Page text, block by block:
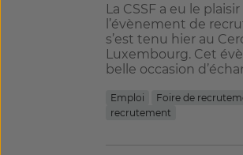
La CSSF a eu le
l’évènement de
s’est tenu hier au
Luxembourg. Cet
belle occasion
Emploi Foire de
recrutement